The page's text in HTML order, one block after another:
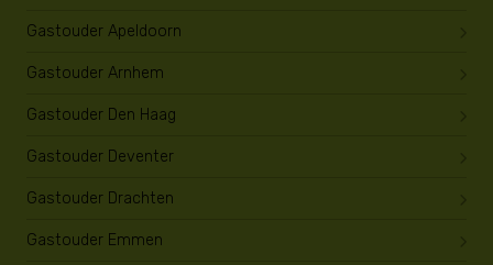
Gastouder Apeldoorn
Gastouder Arnhem
Gastouder Den Haag
Gastouder Deventer
Gastouder Drachten
Gastouder Emmen